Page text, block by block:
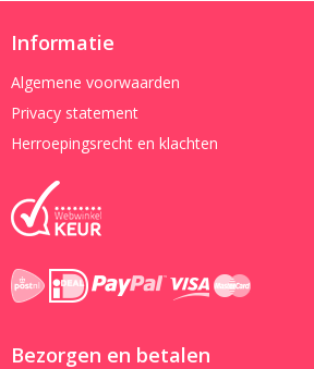
Informatie
Algemene voorwaarden
Privacy statement
Herroepingsrecht en klachten
Bezorgen en betalen